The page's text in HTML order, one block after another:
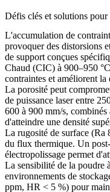
Défis clés et solutions
L'accumulation de
provoquer des distorsions
de supportconçues
Chaud (CIC) à 900–950
contraintes et améliorent
La porosité peut
de puissance laser entre
600 à 900 mm/s,
d'atteindre une densité
La rugosité de surface
du flux thermique. Un
électropolissage permet
La sensibilité de la poudre
environnements de
ppm, HR < 5 %) pour